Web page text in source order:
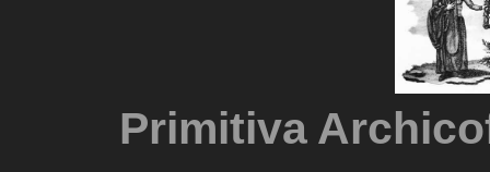
Primitiva